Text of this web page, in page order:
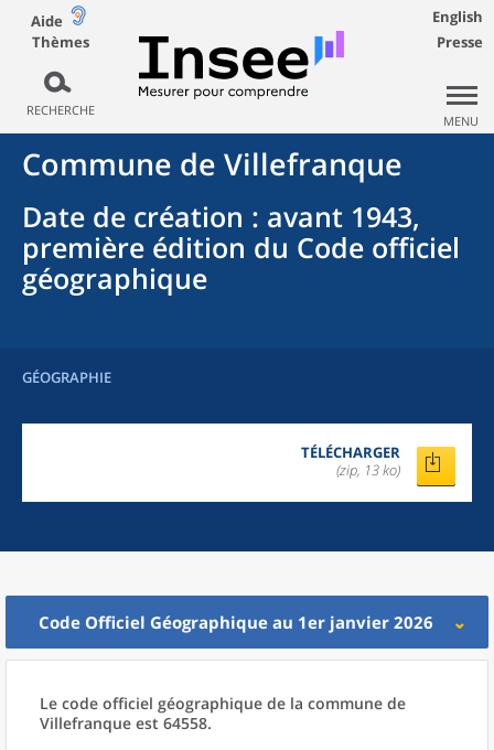
Aide
Thèmes
RECHERCHE
English
Presse
MENU
Commune de Villefranque
Date de création : avant 1943,
première édition du Code officiel
géographique
GÉOGRAPHIE
TÉLÉCHARGER
(zip, 13 ko)
Code Officiel Géographique au 1er janvier 2026
Le code officiel géographique de la commune de
Villefranque est 64558.